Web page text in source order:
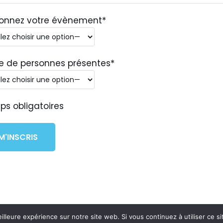
votre évènement*
de personnes présentes*
obligatoires
expérience sur notre site web. Si vous continuez à utiliser ce